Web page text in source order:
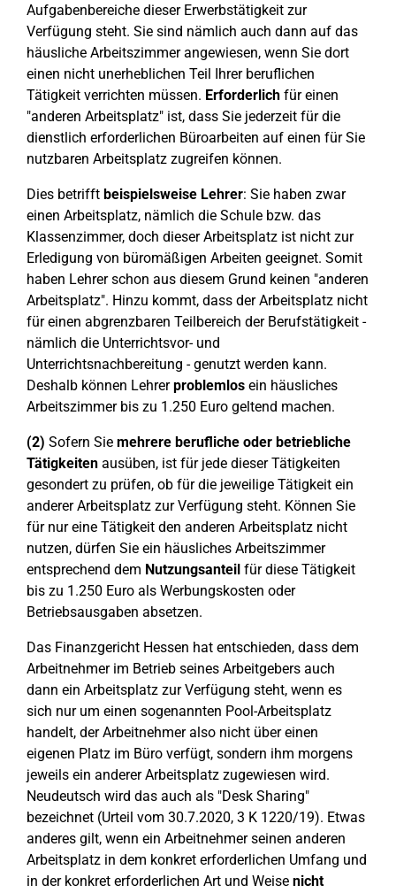
Aufgabenbereiche dieser Erwerbstätigkeit zur
Verfügung steht. Sie sind nämlich auch dann auf das
häusliche Arbeitszimmer angewiesen, wenn Sie dort
einen nicht unerheblichen Teil Ihrer beruflichen
Tätigkeit verrichten müssen. Erforderlich für einen
"anderen Arbeitsplatz" ist, dass Sie jederzeit für die
dienstlich erforderlichen Büroarbeiten auf einen für Sie
nutzbaren Arbeitsplatz zugreifen können.
Dies betrifft beispielsweise Lehrer: Sie haben zwar
einen Arbeitsplatz, nämlich die Schule bzw. das
Klassenzimmer, doch dieser Arbeitsplatz ist nicht zur
Erledigung von büromäßigen Arbeiten geeignet. Somit
haben Lehrer schon aus diesem Grund keinen "anderen
Arbeitsplatz". Hinzu kommt, dass der Arbeitsplatz nicht
für einen abgrenzbaren Teilbereich der Berufstätigkeit -
nämlich die Unterrichtsvor- und
Unterrichtsnachbereitung - genutzt werden kann.
Deshalb können Lehrerproblemlos ein häusliches
Arbeitszimmer bis zu 1.250 Euro geltend machen.
(2) Sofern Sie mehrere berufliche oder betriebliche
Tätigkeiten ausüben, ist für jede dieser Tätigkeiten
gesondert zu prüfen, ob für die jeweilige Tätigkeit ein
anderer Arbeitsplatz zur Verfügung steht. Können Sie
für nur eine Tätigkeit den anderen Arbeitsplatz nicht
nutzen, dürfen Sie ein häusliches Arbeitszimmer
entsprechend dem Nutzungsanteil für diese Tätigkeit
bis zu 1.250 Euro als Werbungskosten oder
Betriebsausgaben absetzen.
Das Finanzgericht Hessen hat entschieden, dass dem
Arbeitnehmer im Betrieb seines Arbeitgebers auch
dann ein Arbeitsplatz zur Verfügung steht, wenn es
sich nur um einen sogenannten Pool-Arbeitsplatz
handelt, der Arbeitnehmer also nicht über einen
eigenen Platz im Büro verfügt, sondern ihm morgens
jeweils ein anderer Arbeitsplatz zugewiesen wird.
Neudeutsch wird das auch als "Desk Sharing"
bezeichnet (Urteil vom 30.7.2020, 3 K 1220/19). Etwas
anderes gilt, wenn ein Arbeitnehmer seinen anderen
Arbeitsplatz in dem konkret erforderlichen Umfang und
in der konkret erforderlichen Art und Weise nicht